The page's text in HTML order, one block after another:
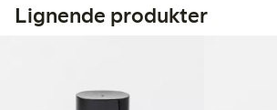
Lignende produkter